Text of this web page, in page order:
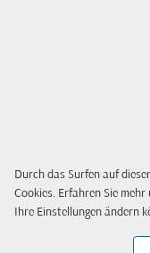
Durch das Surfen auf
Cookies. Erfahren Sie mehr
Ihre Einstellungen ändern